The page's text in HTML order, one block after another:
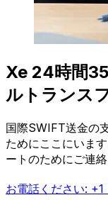
Xe 24時間
ルトランス
国際SWIFT送金の
ためにここにいま
ートのためにご連
お電話ください: